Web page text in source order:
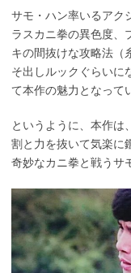
サモ・ハン率いるアク
ラスカニ拳の異色度、
キの間抜けな攻略法（
そ出しルックぐらいに
て本作の魅力となって
というように、本作は
割と力を抜いて気楽に
奇妙なカニ拳と戦うサ